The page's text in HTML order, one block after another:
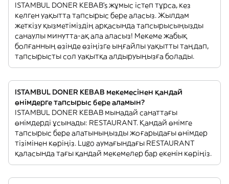
ISTAMBUL DONER KEBAB’s жұмыс істеп тұрса, кез
келген уақытта тапсырыс бере аласыз. Жылдам
жеткізу қызметіміздің арқасында тапсырысыңызды
санаулы минутта-ақ ала аласыз! Мекеме жабық
болғанның өзінде өзіңізге ыңғайлы уақытты таңдап,
тапсырысты сол уақытқа алдыруыңызға болады.
ISTAMBUL DONER KEBAB мекемесінен қандай
өнімдерге тапсырыс бере аламын?
ISTAMBUL DONER KEBAB мынадай санаттағы
өнімдерді ұсынады: RESTAURANT. Қандай өнімге
тапсырыс бере алатыныңызды жоғарыдағы өнімдер
тізімінен көріңіз. Lugo аумағындағы RESTAURANT
қаласында тағы қандай мекемелер бар екенін көріңіз.